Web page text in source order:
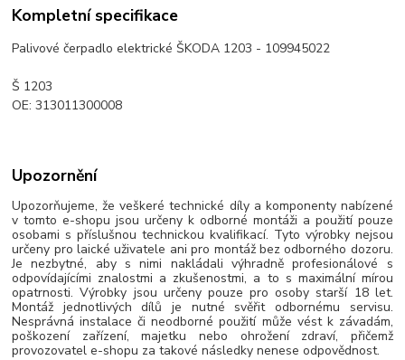
Kompletní specifikace
Palivové čerpadlo elektrické ŠKODA 1203 - 109945022
Š 1203
OE: 313011300008
Upozornění
Upozorňujeme, že veškeré technické díly a komponenty nabízené
v tomto e-shopu jsou určeny k odborné montáži a použití pouze
osobami s příslušnou technickou kvalifikací. Tyto výrobky nejsou
určeny pro laické uživatele ani pro montáž bez odborného dozoru.
Je nezbytné, aby s nimi nakládali výhradně profesionálové s
odpovídajícími znalostmi a zkušenostmi, a to s maximální mírou
opatrnosti. Výrobky jsou určeny pouze pro osoby starší 18 let.
Montáž jednotlivých dílů je nutné svěřit odbornému servisu.
Nesprávná instalace či neodborné použití může vést k závadám,
poškození zařízení, majetku nebo ohrožení zdraví, přičemž
provozovatel e-shopu za takové následky nenese odpovědnost.